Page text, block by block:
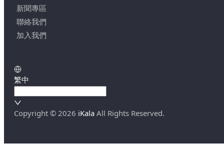
新聞專區
聯絡我們
加入我們
繁中
Copyright © 2026 iKala All Rights Reserved.